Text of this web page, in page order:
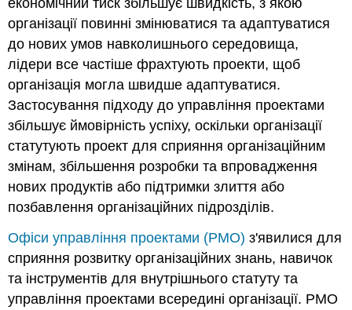
економічний тиск збільшує швидкість, з якою
організації повинні змінюватися та адаптуватися
до нових умов навколишнього середовища,
лідери все частіше фрахтують проекти, щоб
організація могла швидше адаптуватися.
Застосування підходу до управління проектами
збільшує ймовірність успіху, оскільки організації
статутують проект для сприяння організаційним
змінам, збільшення розробки та впровадження
нових продуктів або підтримки злиття або
позбавлення організаційних підрозділів.
Офіси управління проектами (PMO) з'явилися для
сприяння розвитку організаційних знань, навичок
та інструментів для внутрішнього статуту та
управління проектами всередині організації. PMO